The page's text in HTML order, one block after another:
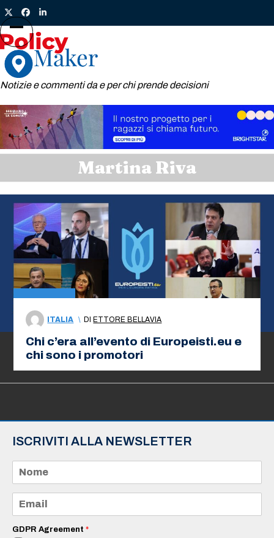
Skip
to
content
TwitterFacebook
LinkedIn
Notizie e commenti da e per chi prende decisioni
Open
mobile
menu
Close
mobile
menu
Martina Riva
ITALIA \ DI ETTORE BELLAVIA
Chi c’era all’evento di Europeisti.eu e
chi sono i promotori
ISCRIVITI ALLA NEWSLETTER
m
e
a
iGDPR Agreement *